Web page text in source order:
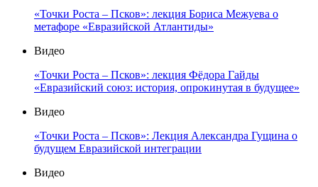
«Точки Роста – Псков»: лекция Бориса Межуева о
метафоре «Евразийской Атлантиды»
Видео
«Точки Роста – Псков»: лекция Фёдора Гайды
«Евразийский союз: история, опрокинутая в будущее»
Видео
«Точки Роста – Псков»: Лекция Александра Гущина о
будущем Евразийской интеграции
Видео